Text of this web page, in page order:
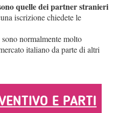
quelle dei partner stranieri
iscrizione chiedete le
normalmente molto
italiano da parte di altri
E PARTI